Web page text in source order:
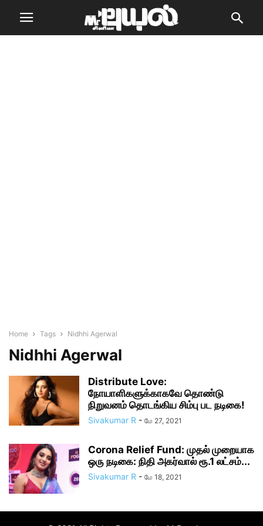
Home Tags Nidhhi Agerwal
Nidhhi Agerwal
Distribute Love:
நோயாளிகளுக்காகவே தொண்டு
நிறுவனம் தொடங்கிய சிம்பு பட நடிகை!
Sivakumar R - மே 27, 2021
Corona Relief Fund: முதல் முறையாக
ஒரு நடிகை: நிதி அகர்வால் ரூ.1 லட்சம்...
Sivakumar R - மே 18, 2021